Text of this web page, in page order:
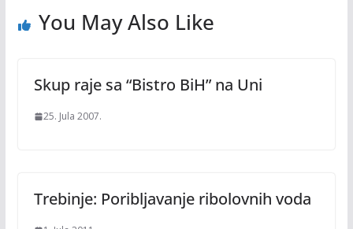
You May Also Like
Skup raje sa “Bistro BiH” na Uni
25. Jula 2007.
Trebinje: Poribljavanje ribolovnih voda